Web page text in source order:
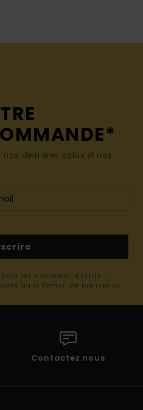
dernières actus et nos
les nouveaux inscrits -
dans l'email de bienvenue
Contactez nous